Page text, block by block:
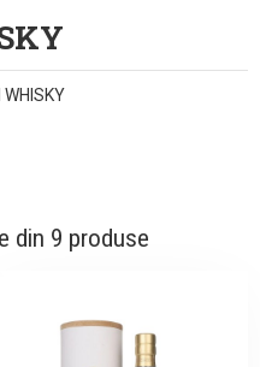
WHISKY
din 9 produse